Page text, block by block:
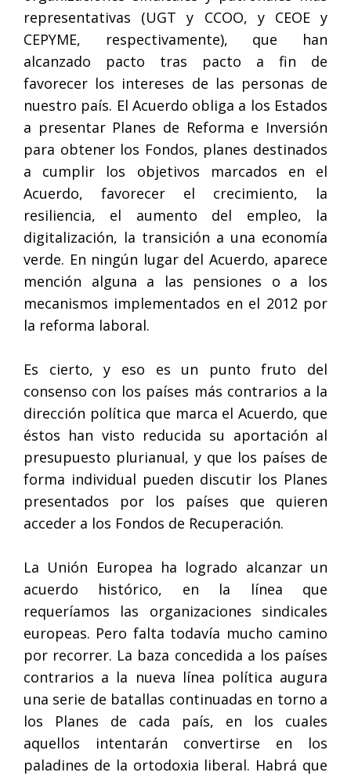
representativas (UGT y CCOO, y CEOE y
CEPYME, respectivamente), que han
alcanzado pacto tras pacto a fin de
favorecer los intereses de las personas de
nuestro país. El Acuerdo obliga a los Estados
a presentar Planes de Reforma e Inversión
para obtener los Fondos, planes destinados
a cumplir los objetivos marcados en el
Acuerdo, favorecer el crecimiento, la
resiliencia, el aumento del empleo, la
digitalización, la transición a una economía
verde. En ningún lugar del Acuerdo, aparece
mención alguna a las pensiones o a los
mecanismos implementados en el 2012 por
la reforma laboral.
Es cierto, y eso es un punto fruto del
consenso con los países más contrarios a la
dirección política que marca el Acuerdo, que
éstos han visto reducida su aportación al
presupuesto plurianual, y que los países de
forma individual pueden discutir los Planes
presentados por los países que quieren
acceder a los Fondos de Recuperación.
La Unión Europea ha logrado alcanzar un
acuerdo histórico, en la línea que
requeríamos las organizaciones sindicales
europeas. Pero falta todavía mucho camino
por recorrer. La baza concedida a los países
contrarios a la nueva línea política augura
una serie de batallas continuadas en torno a
los Planes de cada país, en los cuales
aquellos intentarán convertirse en los
paladines de la ortodoxia liberal. Habrá que